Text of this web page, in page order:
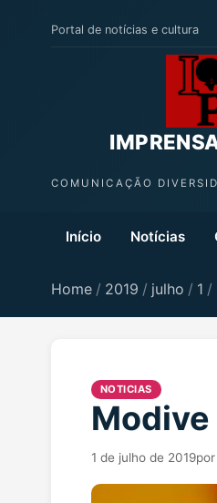
Portal de notícias e cultura
COMUNICAÇÃO
Início Notícias
Home / 2019 / julho / 1 /
NOTICIAS
Modive
1 de julho de 2019por